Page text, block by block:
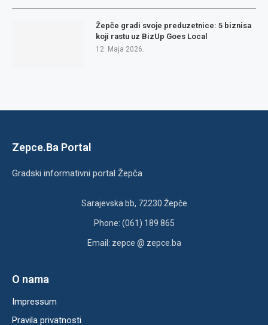
Žepče gradi svoje preduzetnice: 5 biznisa
koji rastu uz BizUp Goes Local
12. Maja 2026.
Zepce.Ba Portal
Gradski informativni portal Žepča
Sarajevska bb, 72230 Žepče
Phone: (061) 189 865
Email: zepce @ zepce.ba
O nama
Impressum
Pravila privatnosti